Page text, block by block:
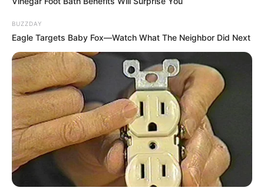
BUZZDAY
Eagle Targets Baby Fox—Watch What The Neighbor Did Next